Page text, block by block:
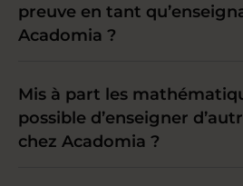
preuve en tant
Acadomia ?
Mis à part les
possible d’enseigner
chez Acadomia ?